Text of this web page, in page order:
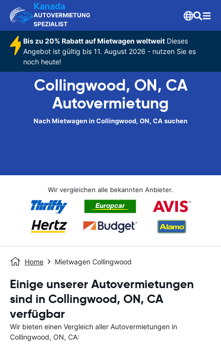
Kanada
AUTOVERMIETUNG
SPEZIALIST
Bis zu 20% Rabatt auf Mietwagen weltweitDieses
Angebot ist gültig bis 11. August 2026 - nutzen Sie es
noch heute!
Collingwood, ON, CA
Autovermietung
Nach Mietwagen in Collingwood, ON, CA suchen
Wir vergleichen alle bekannten Anbieter.
Home Mietwagen Collingwood
Einige unserer Autovermietungen
sind in Collingwood, ON, CA
verfügbar
Wir bieten einen Vergleich aller Autovermietungen in
Collingwood, ON, CA: